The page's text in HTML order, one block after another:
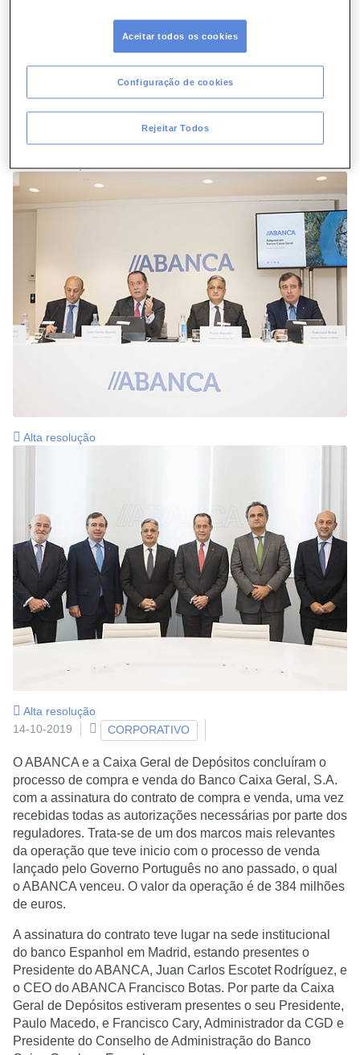
Alta resolução
Alta resolução
14-10-2019
CORPORATIVO
O ABANCA e a Caixa Geral de Depósitos concluíram o
processo de compra e venda do Banco Caixa Geral, S.A.
com a assinatura do contrato de compra e venda, uma vez
recebidas todas as autorizações necessárias por parte dos
reguladores. Trata-se de um dos marcos mais relevantes
da operação que teve inicio com o processo de venda
lançado pelo Governo Português no ano passado, o qual
o ABANCA venceu. O valor da operação é de 384 milhões
de euros.
A assinatura do contrato teve lugar na sede institucional
do banco Espanhol em Madrid, estando presentes o
Presidente do ABANCA, Juan Carlos Escotet Rodríguez, e
o CEO do ABANCA Francisco Botas. Por parte da Caixa
Geral de Depósitos estiveram presentes o seu Presidente,
Paulo Macedo, e Francisco Cary, Administrador da CGD e
Presidente do Conselho de Administração do Banco
Rejeitar Todos
Configuração de cookies
Aceitar todos os cookies